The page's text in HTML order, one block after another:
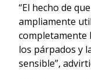
“El hecho de
ampliamente
completamente
los párpados y
sensible”,